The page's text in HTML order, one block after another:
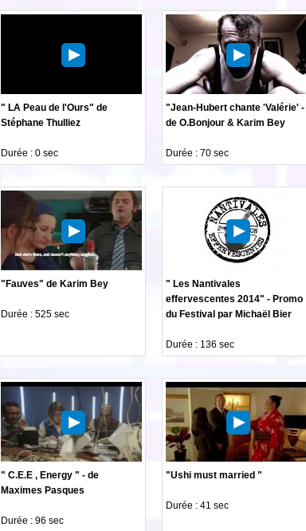
" LA Peau de l'Ours" de
Stéphane Thulliez
Durée : 0 sec
"Jean-Hubert chante 'Valérie' -
de O.Bonjour & Karim Bey
Durée : 70 sec
"Fauves" de Karim Bey
Durée : 525 sec
" Les Nantivales
effervescentes 2014" - Promo
du Festival par Michaël Bier
Durée : 136 sec
" C.E.E , Energy " - de
Maximes Pasques
Durée : 96 sec
"Ushi must married "
Durée : 41 sec